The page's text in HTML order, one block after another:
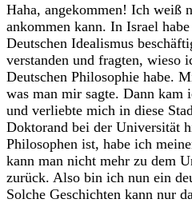
Haha, angekommen! Ich weiß
ankommen kann. In Israel
Deutschen Idealismus
verstanden und fragten, wieso
Deutschen Philosophie habe.
was man mir sagte. Dann kam
und verliebte mich in diese
Doktorand bei der Universität
Philosophen ist, habe ich
kann man nicht mehr zu dem
zurück. Also bin ich nun ein
Solche Geschichten kann nur